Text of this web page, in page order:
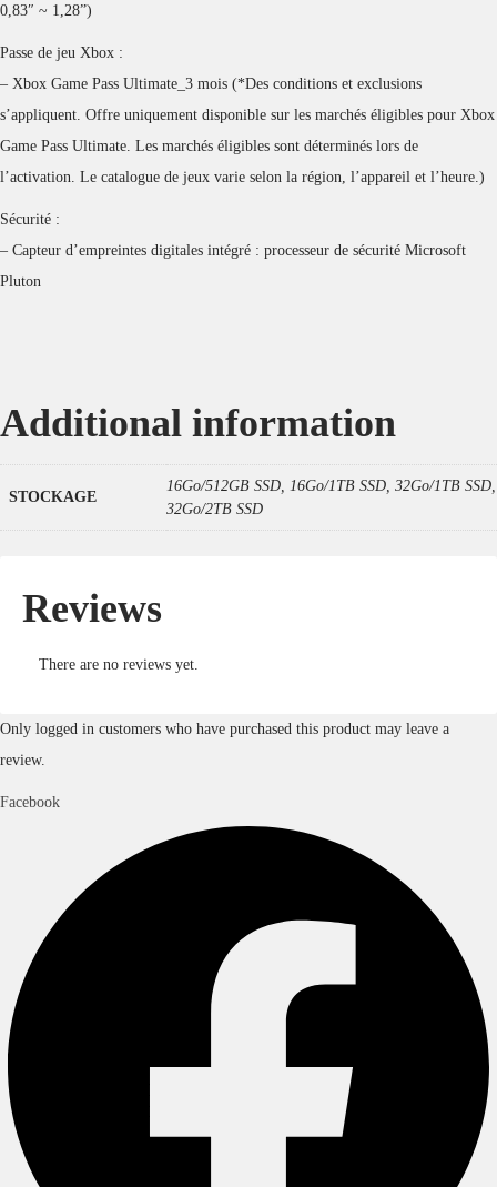
0,83″ ~ 1,28”)
Passe de jeu Xbox :
– Xbox Game Pass Ultimate_3 mois (*Des conditions et exclusions
s’appliquent. Offre uniquement disponible sur les marchés éligibles pour Xbox
Game Pass Ultimate. Les marchés éligibles sont déterminés lors de
l’activation. Le catalogue de jeux varie selon la région, l’appareil et l’heure.)
Sécurité :
– Capteur d’empreintes digitales intégré : processeur de sécurité Microsoft
Pluton
Additional information
STOCKAGE
16Go/512GB SSD, 16Go/1TB SSD, 32Go/1TB SSD,
32Go/2TB SSD
Reviews
There are no reviews yet.
Only logged in customers who have purchased this product may leave a
review.
Facebook